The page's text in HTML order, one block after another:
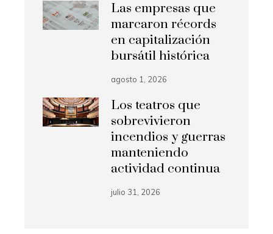
Las empresas que
marcaron récords
en capitalización
bursátil histórica
agosto 1, 2026
Los teatros que
sobrevivieron
incendios y guerras
manteniendo
actividad continua
julio 31, 2026